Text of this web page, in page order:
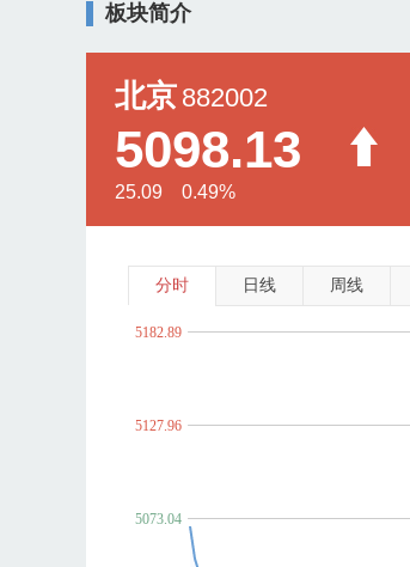
板块简介
北京 882002
5098.13
25.09 0.49%
分时 日线 周线
5073.04
5127.96
5182.89